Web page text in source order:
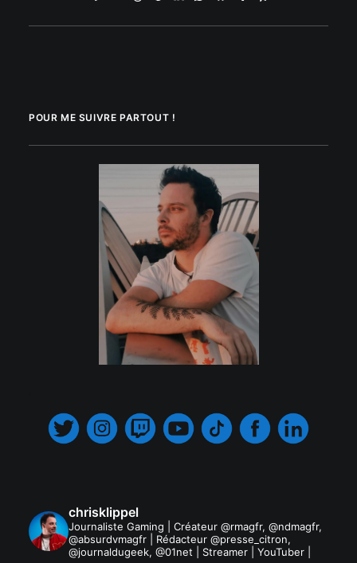
POUR ME SUIVRE PARTOUT !
chrisklippel
Journaliste Gaming | Créateur @rmagfr, @ndmagfr,
@absurdvmagfr | Rédacteur @presse_citron,
@journaldugeek, @01net | Streamer | YouTuber |